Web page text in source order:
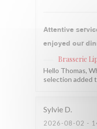
Attentive
enjoyed our
Brasserie
Hello Thomas,
selection added
Sylvie D
2026-08-02 -